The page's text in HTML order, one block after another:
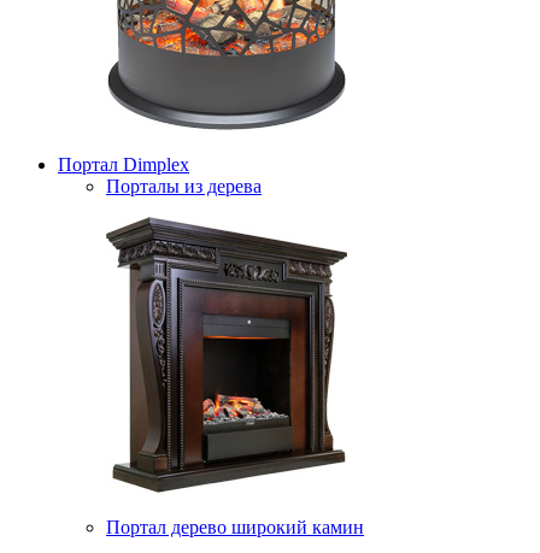
Портал Dimplex
Порталы из дерева
Портал дерево широкий камин